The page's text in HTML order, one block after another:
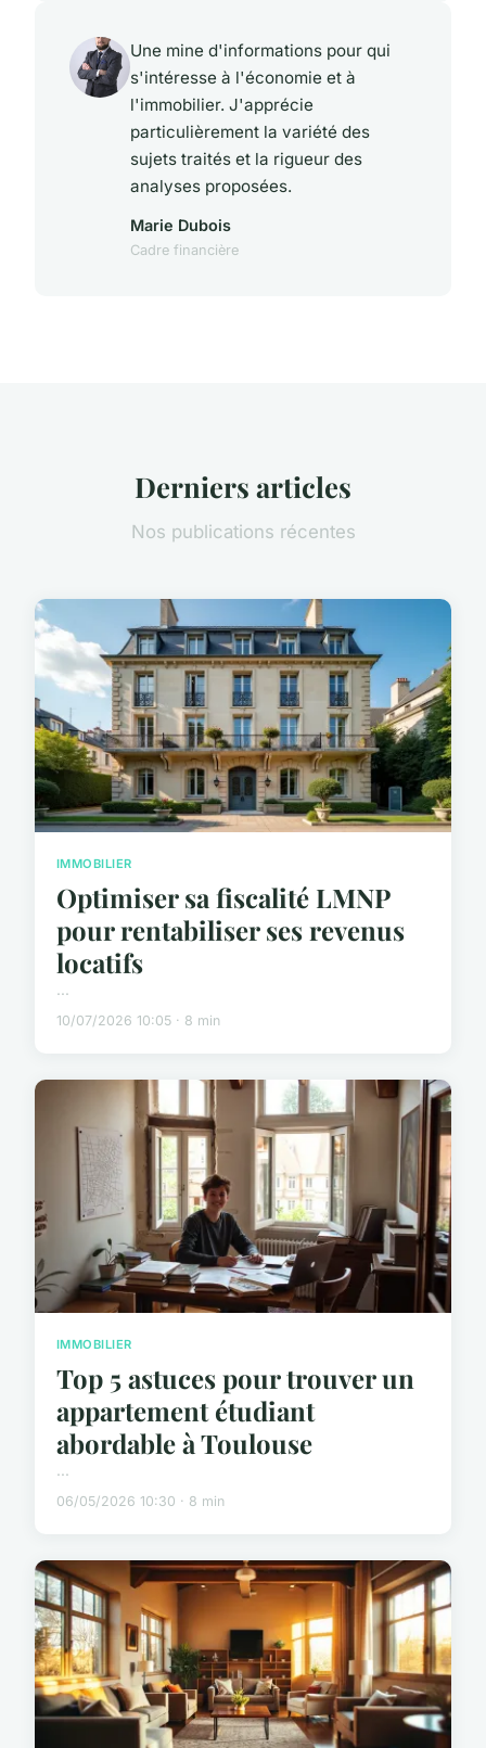
Une mine d'informations pour qui
s'intéresse à l'économie et à
l'immobilier. J'apprécie
particulièrement la variété des
sujets traités et la rigueur des
analyses proposées.
Marie Dubois
Cadre financière
Derniers articles
Nos publications récentes
IMMOBILIER
Optimiser sa fiscalité LMNP
pour rentabiliser ses revenus
locatifs
...
10/07/2026 10:05 · 8 min
IMMOBILIER
Top 5 astuces pour trouver un
appartement étudiant
abordable à Toulouse
...
06/05/2026 10:30 · 8 min